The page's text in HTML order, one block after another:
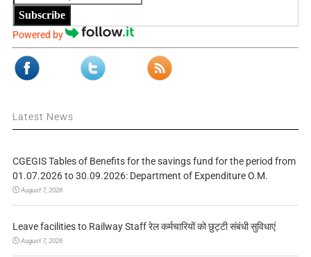
Subscribe
Powered by
Latest News
CGEGIS Tables of Benefits for the savings fund for the period from
01.07.2026 to 30.09.2026: Department of Expenditure O.M.
August 7, 2026
Leave facilities to Railway Staff रेल कर्मचारियों को छुट्टी संबंधी सुविधाएं
August 7, 2026